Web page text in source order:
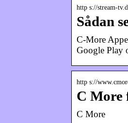
http s://stream-
Sådan
C-More
Google Play
http s://
C More
C More